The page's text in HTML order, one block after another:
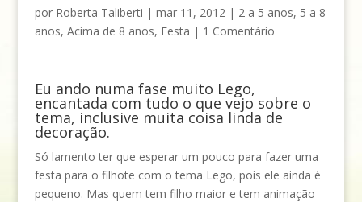
por Roberta Taliberti | mar 11, 2012| 2 a 5 anos, 5 a 8
anos, Acima de 8 anos, Festa | 1 Comentário
Eu ando numa fase muito Lego,
encantada com tudo o que vejo sobre o
tema, inclusive muita coisa linda de
decoração.
Só lamento ter que esperar um pouco para fazer uma
festa para o filhote com o tema Lego, pois ele ainda é
pequeno. Mas quem tem filho maior e tem animação